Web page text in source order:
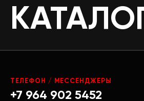
ТЕЛЕФОН / МЕССЕНДЖЕРЫ
+7 964 902 5452